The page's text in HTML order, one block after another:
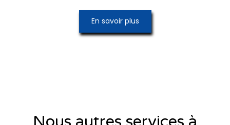
En savoir plus